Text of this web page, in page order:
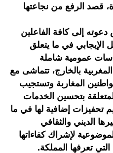
قصد الرفع من نجاعتها
إلى كافة الفاعلين
الإيجابي في ما يتعلق
عمومية شاملة
بالخارج، تتماشى مع
المغاربة وتستجيب
بتحسين الخدمات
تحفيزات إضافية لها في ما
الديني والثقافي
لإشراك كفاءاتها
تعرفها المملكة.